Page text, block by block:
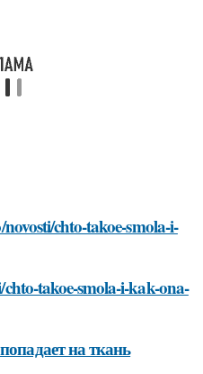
chto-takoe-smola-i-
takoe-smola-i-kak-ona-
на ткань